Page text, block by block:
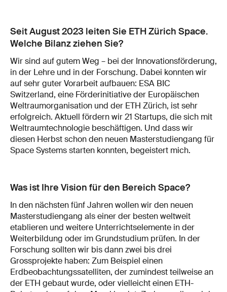
Seit August 2023 leiten Sie ETH Zürich Space.
Welche Bilanz ziehen Sie?
Wir sind auf gutem Weg – bei der Innovationsförderung,
in der Lehre und in der Forschung. Dabei konnten wir
auf sehr guter Vorarbeit aufbauen: ESA BIC
Switzerland, eine Förderinitiative der Europäischen
Weltraumorganisation und der ETH Zürich, ist sehr
erfolgreich. Aktuell fördern wir 21 Startups, die sich mit
Weltraumtechnologie beschäftigen. Und dass wir
diesen Herbst schon den neuen Masterstudiengang für
Space Systems starten konnten, begeistert mich.
Was ist Ihre Vision für den Bereich Space?
In den nächsten fünf Jahren wollen wir den neuen
Masterstudiengang als einer der besten weltweit
etablieren und weitere Unterrichtselemente in der
Weiterbildung oder im Grundstudium prüfen. In der
Forschung sollten wir bis dann zwei bis drei
Grossprojekte haben: Zum Beispiel einen
Erdbeobachtungssatelliten, der zumindest teilweise an
der ETH gebaut wurde, oder vielleicht einen ETH-